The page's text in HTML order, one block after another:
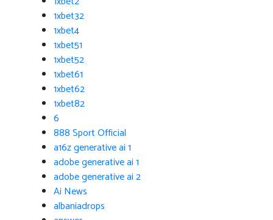
1xbet32
1xbet4
1xbet51
1xbet52
1xbet61
1xbet62
1xbet82
6
888 Sport Official
a16z generative ai 1
adobe generative ai 1
adobe generative ai 2
Ai News
albaniadrops